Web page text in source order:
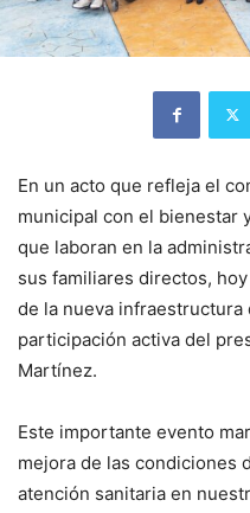
En un acto que refleja el
municipal con el bienestar
que laboran en la
sus familiares directos,
de la nueva
participación activa del
Martínez.
Este importante evento
mejora de las condiciones
atención sanitaria en